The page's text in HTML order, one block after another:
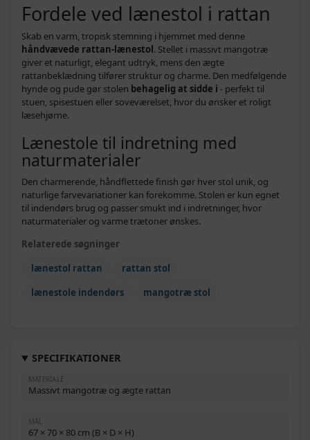
Fordele ved lænestol i rattan
Skab en varm, tropisk stemning i hjemmet med denne
håndvævede rattan-lænestol . Stellet i massivt mangotræ
giver et naturligt, elegant udtryk, mens den ægte
rattanbeklædning tilfører struktur og charme. Den medfølgende
hynde og pude gør stolen behagelig at sidde i - perfekt til
stuen, spisestuen eller soveværelset, hvor du ønsker et roligt
læsehjørne.
Lænestole til indretning med
naturmaterialer
Den charmerende, håndflettede finish gør hver stol unik, og
naturlige farvevariationer kan forekomme. Stolen er kun egnet
til indendørs brug og passer smukt ind i indretninger, hvor
naturmaterialer og varme trætoner ønskes.
Relaterede søgninger
lænestol rattan
rattan stol
lænestole indendørs
mangotræ stol
SPECIFIKATIONER
MATERIALE
Massivt mangotræ og ægte rattan
MÅL
67 × 70 × 80 cm (B × D × H)